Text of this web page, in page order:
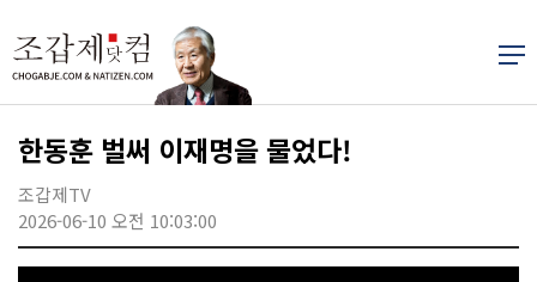
한동훈 벌써 이재명을 물었다!
조갑제TV
2026-06-10 오전 10:03:00